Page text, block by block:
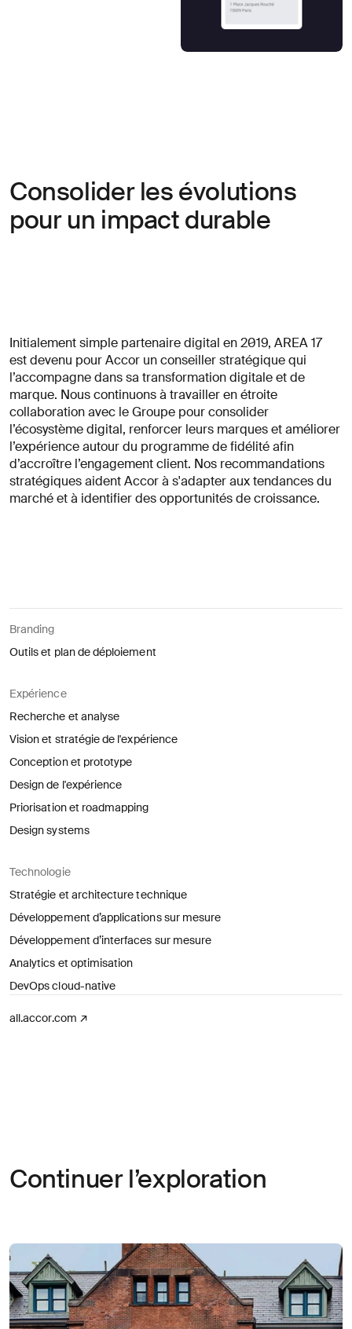
Consolider les évolutions
pour un impact durable
Initialement simple partenaire digital en 2019, AREA 17
est devenu pour Accor un conseiller stratégique qui
l’accompagne dans sa transformation digitale et de
marque. Nous continuons à travailler en étroite
collaboration avec le Groupe pour consolider
l’écosystème digital, renforcer leurs marques et améliorer
l’expérience autour du programme de fidélité afin
d’accroître l’engagement client. Nos recommandations
stratégiques aident Accor à s'adapter aux tendances du
marché et à identifier des opportunités de croissance.
Branding
Outils et plan de déploiement
Expérience
Recherche et analyse
Vision et stratégie de l'expérience
Conception et prototype
Design de l'expérience
Priorisation et roadmapping
Design systems
Technologie
Stratégie et architecture technique
Développement d’applications sur mesure
Développement d’interfaces sur mesure
Analytics et optimisation
DevOps cloud-native
all.accor.com ↗(ouvre dans un nouvel onglet)
Continuer l’exploration